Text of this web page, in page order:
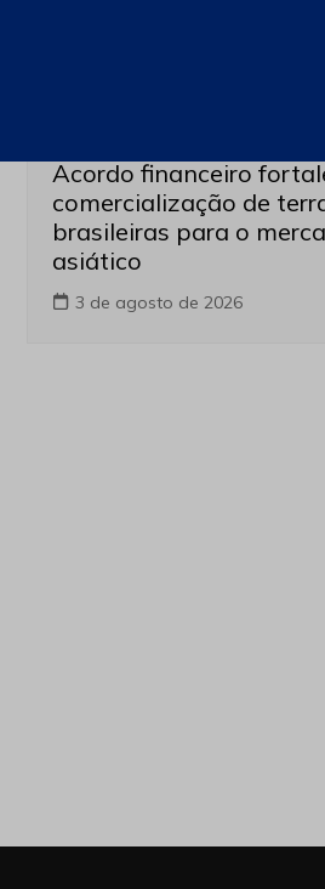
Acordo financeiro
comercialização de
brasileiras para o
asiático
3 de agosto de 2026